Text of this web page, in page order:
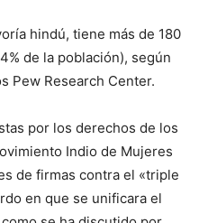
hindú, tiene más de 180
de la población), según
Pew Research Center.
por los derechos de los
Indio de Mujeres
de firmas contra el «triple
en que se unificara el